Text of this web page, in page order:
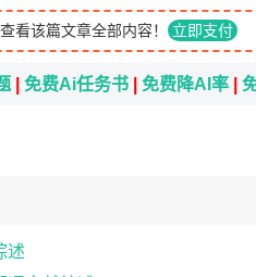
看该篇文章全部内容！ 立即支付
免费Ai任务书 免费降AI率
述